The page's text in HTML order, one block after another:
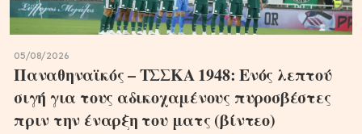
05/08/2026
Παναθηναϊκός – ΤΣΣΚΑ 1948: Ενός λεπτού
σιγή για τους αδικοχαμένους πυροσβέστες
πριν την έναρξη του ματς (βίντεο)